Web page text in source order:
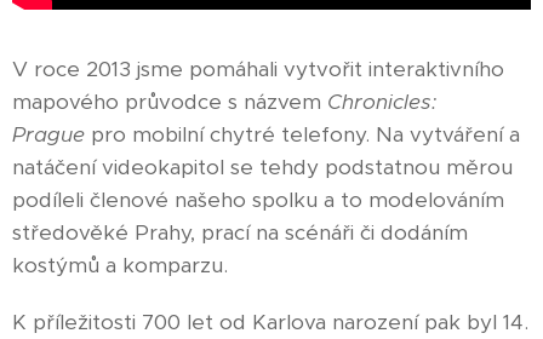
V roce 2013 jsme pomáhali vytvořit interaktivního
mapového průvodce s názvem Chronicles:
Prague pro mobilní chytré telefony. Na vytváření a
natáčení videokapitol se tehdy podstatnou měrou
podíleli členové našeho spolku a to modelováním
středověké Prahy, prací na scénáři či dodáním
kostýmů a komparzu.
K příležitosti 700 let od Karlova narození pak byl 14.